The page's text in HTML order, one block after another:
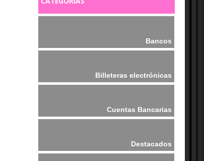
Bancos
Billeteras electrónicas
Cuentas Bancarias
Destacados